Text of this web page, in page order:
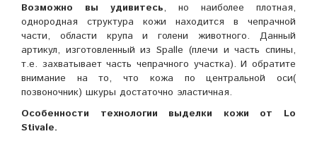
Возможно вы удивитесь, но наиболее плотная,
однородная структура кожи находится в чепрачной
части, области крупа и голени животного. Данный
артикул, изготовленный из Spalle (плечи и часть спины,
т.е. захватывает часть чепрачного участка). И обратите
внимание на то, что кожа по центральной оси(
позвоночник) шкуры достаточно эластичная.
Особенности технологии выделки кожи от Lo
Stivale.